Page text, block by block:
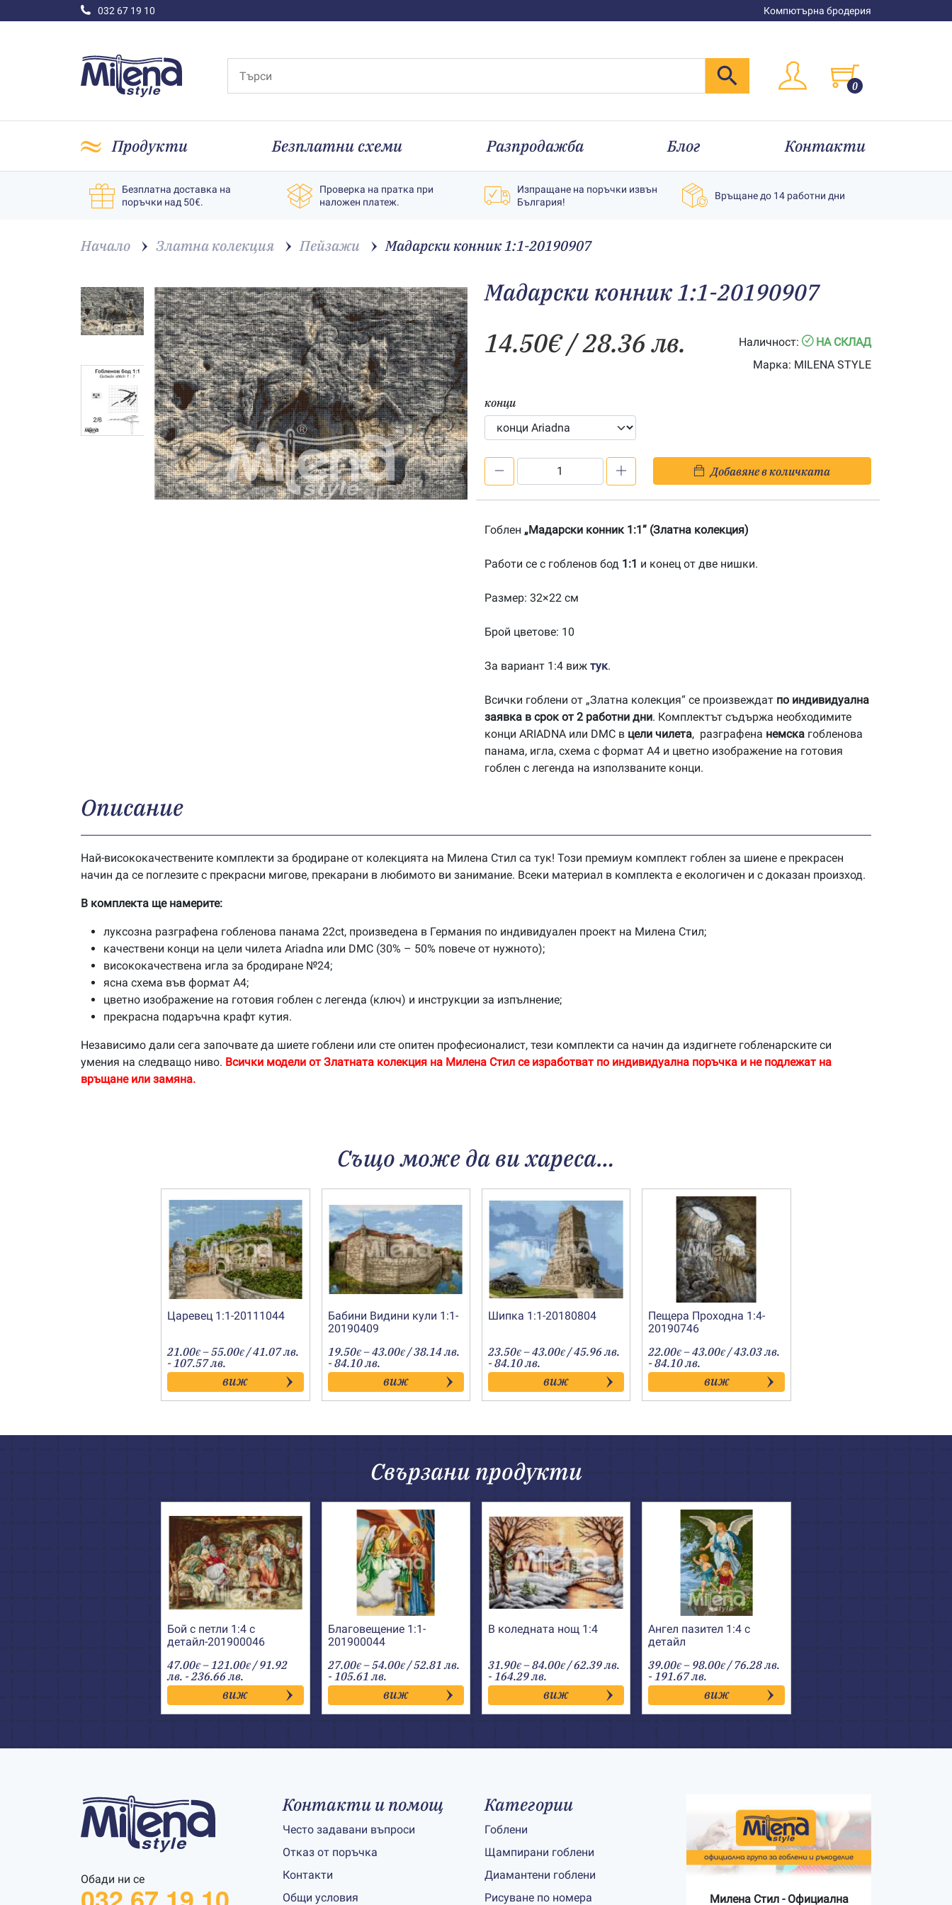
032 67 19 10 Компютърна бродерия
0
Продукти Безплатни схеми Разпродажба Блог Контакти
Безплатна доставка на
поръчки над 50€.
Проверка на пратка при
наложен платеж.
Изпращане на поръчки извън
България!
Връщане до 14 работни дни
Начало Златна колекция Пейзажи Мадарски конник 1:1-20190907
Мадарски конник 1:1-20190907
14.50€/ 28.36 лв. Наличност:
НА СКЛАД
Марка: MILENA STYLE
конци
конник
20190907
Добавяне в количката
Гоблен „Мадарски конник 1:1” (Златна колекция)
Работи се с гобленов бод 1:1 и конец от две нишки.
Размер: 32×22 см
Брой цветове: 10
За вариант 1:4 виж тук.
Всички гоблени от „Златна колекция“ се произвеждат по индивидуална
заявка в срок от 2 работни дни. Комплектът съдържа необходимите
конци ARIADNA или DMC в цели чилета, разграфена немска гобленова
панама, игла, схема с формат А4 и цветно изображение на готовия
гоблен с легенда на използваните конци.
Описание
Най-висококачествените комплекти за бродиране от колекцията на Милена Стил са тук! Този премиум комплект гоблен за шиене е прекрасен
начин да се поглезите с прекрасни мигове, прекарани в любимото ви занимание. Всеки материал в комплекта е екологичен и с доказан произход.
В комплекта ще намерите:
луксозна разграфена гобленова панама 22ct, произведена в Германия по индивидуален проект на Милена Стил;
качествени конци на цели чилета Ariadna или DMC (30% – 50% повече от нужното);
висококачествена игла за бродиране №24;
ясна схема във формат А4;
цветно изображение на готовия гоблен с легенда (ключ) и инструкции за изпълнение;
прекрасна подаръчна крафт кутия.
Независимо дали сега започвате да шиете гоблени или сте опитен професионалист, тези комплекти са начин да издигнете гобленарските си
умения на следващо ниво. Всички модели от Златната колекция на Милена Стил се изработват по индивидуална поръчка и не подлежат на
връщане или замяна.
Също може да ви хареса…
Царевец 1:1-20111044
21.00€ –55.00€Price
range:
21.00€
through
55.00€
/ 41.07 лв.
- 107.57 лв.
виж
Бабини Видини кули 1:1-
20190409
19.50€ –43.00€Price
range:
19.50€
through
43.00€
/ 38.14 лв.
- 84.10 лв.
виж
Шипка 1:1-20180804
23.50€ –43.00€Price
range:
23.50€
through
43.00€
/ 45.96 лв.
- 84.10 лв.
виж
Пещера Проходна 1:4-
20190746
22.00€ –43.00€Price
range:
22.00€
through
43.00€
/ 43.03 лв.
- 84.10 лв.
виж
Свързани продукти
Бой с петли 1:4 с
детайл-201900046
47.00€ –121.00€Price
range:
47.00€
through
121.00€
/ 91.92
лв. - 236.66 лв.
виж
Благовещение 1:1-
201900044
27.00€ –54.00€Price
range:
27.00€
through
54.00€
/ 52.81 лв.
- 105.61 лв.
виж
В коледната нощ 1:4
31.90€ –84.00€Price
range:
31.90€
through
84.00€
/ 62.39 лв.
- 164.29 лв.
виж
Ангел пазител 1:4 с
детайл
39.00€ – 98.00€Price
range:
39.00€
through
98.00€
/ 76.28 лв.
- 191.67 лв.
виж
Обади ни се
Контакти и помощ
Често задавани въпроси
Отказ от поръчка
Контакти
Общи условия
Категории
Гоблени
Щампирани гоблени
Диамантени гоблени
Рисуване по номера
Милена Стил - Официална